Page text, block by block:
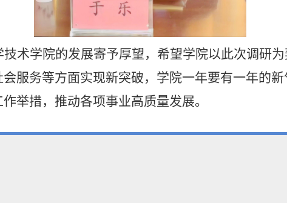
术学院的发展寄予厚望，希望学院以此次调研
服务等方面实现新突破，学院一年要有一年的
举措，推动各项事业高质量发展。